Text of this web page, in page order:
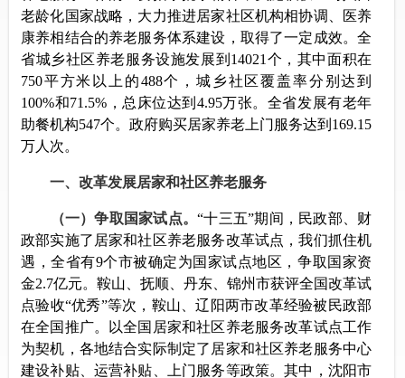
老龄化国家战略，大力推进居家社区机构相协调、医养
康养相结合的养老服务体系建设，取得了一定成效。全
省城乡社区养老服务设施发展到14021个，其中面积在
750平方米以上的488个，城乡社区覆盖率分别达到
100%和71.5%，总床位达到4.95万张。全省发展有老年
助餐机构547个。政府购买居家养老上门服务达到169.15
万人次。
一、改革发展居家和社区养老服务
（一）争取国家试点。“十三五”期间，民政部、财
政部实施了居家和社区养老服务改革试点，我们抓住机
遇，全省有9个市被确定为国家试点地区，争取国家资
金2.7亿元。鞍山、抚顺、丹东、锦州市获评全国改革试
点验收“优秀”等次，鞍山、辽阳两市改革经验被民政部
在全国推广。以全国居家和社区养老服务改革试点工作
为契机，各地结合实际制定了居家和社区养老服务中心
建设补贴、运营补贴、上门服务等政策。其中，沈阳市